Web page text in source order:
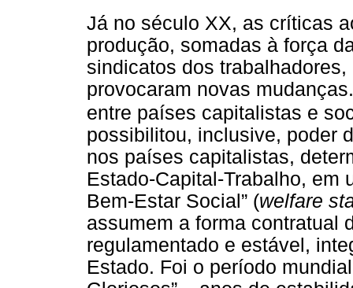
Já no século XX, as críticas
produção, somadas à força
sindicatos dos
provocaram novas
entre países capitalistas e
possibilitou, inclusive, poder
nos países capitalistas,
Estado-Capital-Trabalho, em
Bem-Estar Social” (welfare
assumem a forma contratual
regulamentado e estável,
Estado. Foi o período